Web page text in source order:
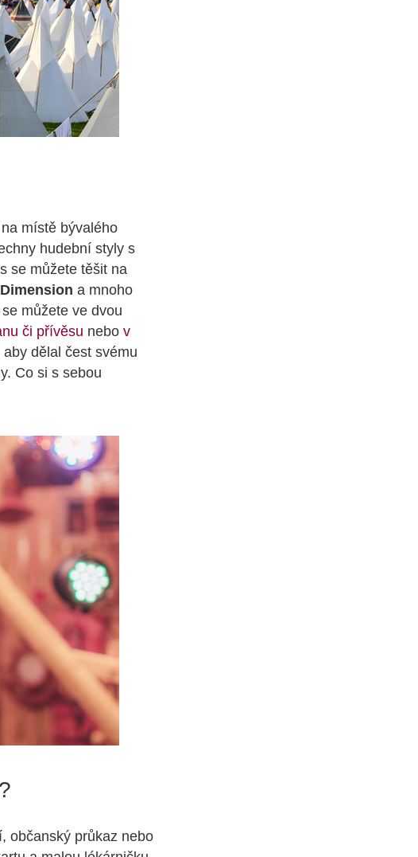
místě bývalého
hudební styly s
se můžete těšit na
Dimension a mnoho
můžete ve dvou
či přívěsu nebo v
dělal čest svému
Co si s sebou
občanský průkaz nebo